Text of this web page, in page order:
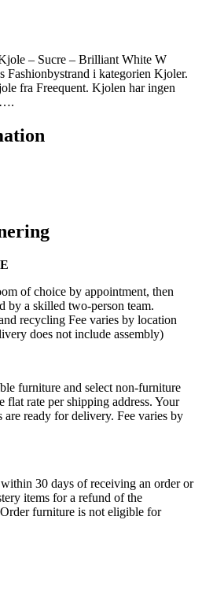
– Sucre – Brilliant White W
Fashionbystrand i kategorien Kjoler.
fra Freequent. Kjolen har ingen
of choice by appointment, then
by a skilled two-person team.
recycling Fee varies by location
does not include assembly)
furniture and select non-furniture
flat rate per shipping address. Your
ready for delivery. Fee varies by
30 days of receiving an order or
items for a refund of the
furniture is not eligible for